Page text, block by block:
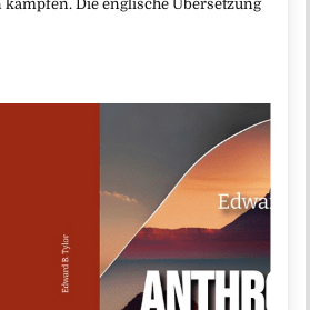
kämpfen. Die englische Übersetzung